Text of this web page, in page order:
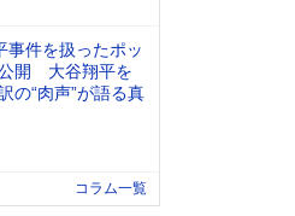
事件を扱ったポッ
公開 大谷翔平を
の“肉声”が語る真
コラム一覧